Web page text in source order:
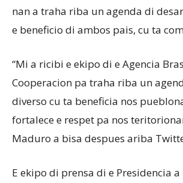
nan a traha riba un agenda di
e beneficio di ambos pais, cu ta
“Mi a ricibi e ekipo di e Agencia
Cooperacion pa traha riba un
diverso cu ta beneficia nos
fortalece e respet pa nos
Maduro a bisa despues ariba
E ekipo di prensa di e Presidencia